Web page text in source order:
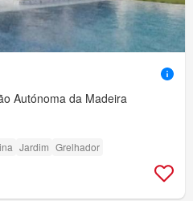
Autónoma da Madeira
Jardim Grelhador